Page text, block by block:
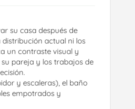
su casa después de
distribución actual ni los
un contraste visual y
pareja y los trabajos de
y escaleras), el baño
empotrados y